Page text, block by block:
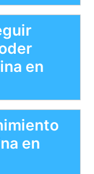
en
en